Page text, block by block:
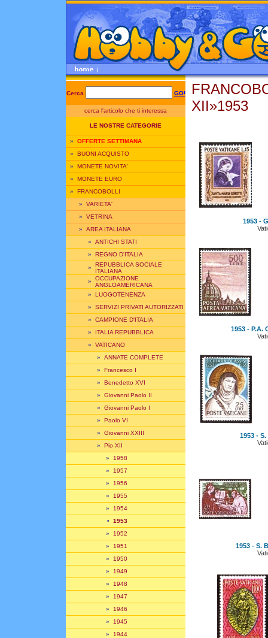
Cerca GO!
cerca l'articolo che ti interessa
LE NOSTRE CATEGORIE
» OFFERTE SETTIMANA
» BUONI ACQUISTO
» MONETE NOVITA'
» MONETE EURO
» FRANCOBOLLI
» VARIETA'
» VETRINA
» AREA ITALIANA
» ANTICHI STATI
» REGNO D'ITALIA
» REPUBBLICA SOCIALE
ITALIANA
» OCCUPAZIONE
ANGLOAMERICANA
» LUOGOTENENZA
» SERVIZI PRIVATI AUTORIZZATI
» CAMPIONE D'ITALIA
» ITALIA REPUBBLICA
» VATICANO
» ANNATE COMPLETE
» Francesco I
» Benedetto XVI
» Giovanni Paolo II
» Giovanni Paolo I
» Paolo VI
» Giovanni XXIII
» Pio XII
» 1958
» 1957
» 1956
» 1955
» 1954
• 1953
» 1952
» 1951
» 1950
» 1949
» 1948
» 1947
» 1946
» 1945
» 1944
XII»1953
1953 -
1953 - P.A.
1953 -
1953 - S.